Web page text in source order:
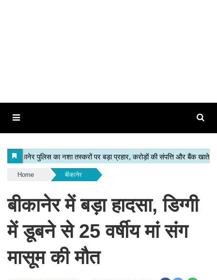
Home बीकानेर
बीकानेर में बड़ा हादसा, डिग्गी
में डूबने से 25 वर्षीय मां संग
मासूम की मौत